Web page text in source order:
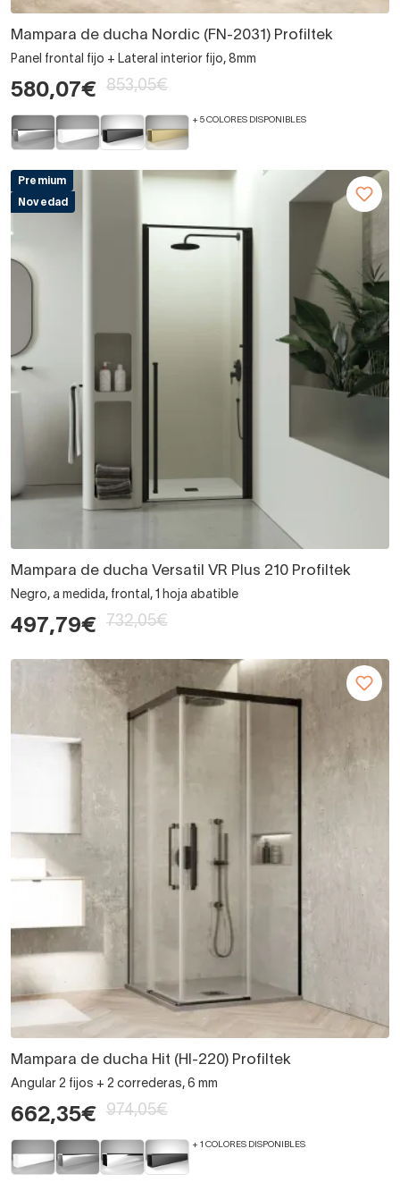
Mampara de ducha Nordic (FN-2031) Profiltek
Panel frontal fijo + Lateral interior fijo, 8mm
580,07€ 853,05€
+ 5 COLORES DISPONIBLES
Premium
Novedad
Mampara de ducha Versatil VR Plus 210 Profiltek
Negro, a medida, frontal, 1 hoja abatible
497,79€ 732,05€
Mampara de ducha Hit (HI-220) Profiltek
Angular 2 fijos + 2 correderas, 6 mm
662,35€ 974,05€
+ 1 COLORES DISPONIBLES